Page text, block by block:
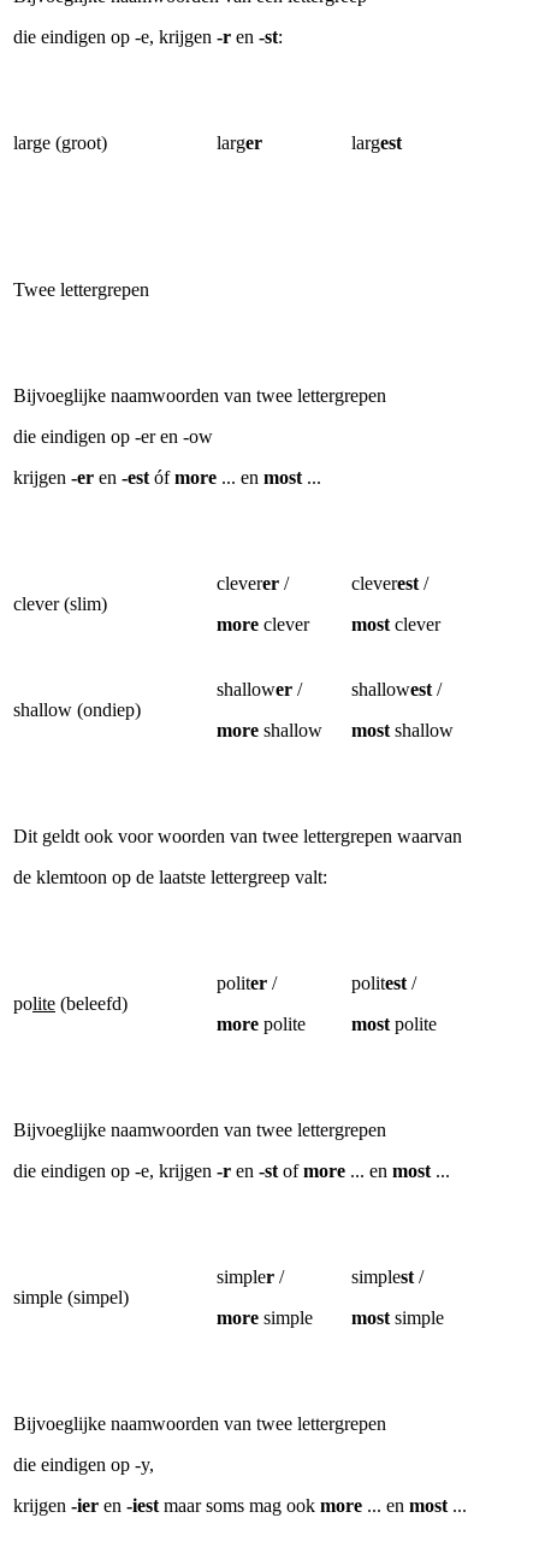
die eindigen op -e, krijgen -r en -st:
large (groot) larger largest
Twee lettergrepen
Bijvoeglijke naamwoorden van twee lettergrepen
die eindigen op -er en -ow
krijgen -er en -est ófmore ... en most ...
clever (slim)
cleverer /
more clever
cleverest /
most clever
shallow (ondiep)
shallower /
more shallow
shallowest /
most shallow
Dit geldt ook voor woorden van twee lettergrepen waarvan
de klemtoon op de laatste lettergreep valt:
polite (beleefd)
politer /
more polite
politest /
most polite
Bijvoeglijke naamwoorden van twee lettergrepen
die eindigen op -e, krijgen -r en -st ofmore ... en most ...
simple (simpel)
simpler /
more simple
simplest /
most simple
Bijvoeglijke naamwoorden van twee lettergrepen
die eindigen op -y,
krijgen -ier en -iest maar soms mag ook more ... en most ...